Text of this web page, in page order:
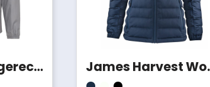
IQONIQ Logan gerecycled polyester lichtgewicht jas James